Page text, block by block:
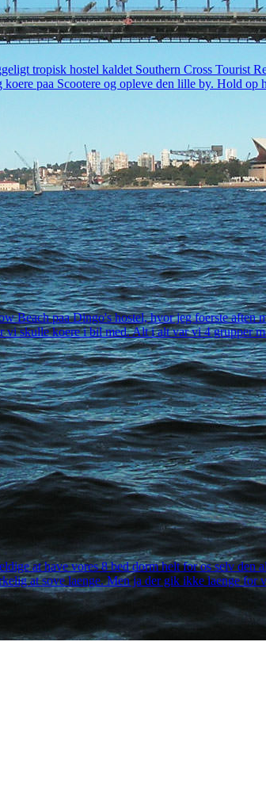
tropisk hostel kaldet Southern Cross Tourist
paa Scootere og opleve den lille by. Hold op
Beach paa Dingo's hostel, hvor jeg foerste
skulle koere i bil med. Alt i alt var vi 4 grupper
at have vores 8 bed dorm helt for os selv
at sove laenge. Men ja der gik ikke laenge